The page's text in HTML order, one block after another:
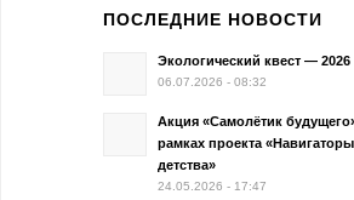
ПОСЛЕДНИЕ НОВОСТИ
Экологический квест — 2026
06.07.2026 - 08:32
Акция «Самолётик
рамках проекта «Навигаторы
детства»
24.05.2026 - 17:47